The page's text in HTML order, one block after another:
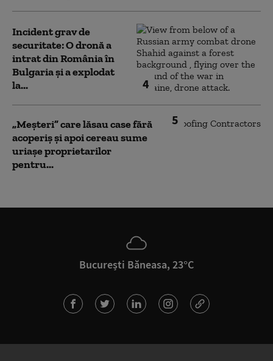
4
Incident grav de
securitate: O dronă a
intrat din România în
Bulgaria şi a explodat
la...
5
„Meșteri” care lăsau case fără
acoperiș și apoi cereau sume
uriașe proprietarilor
pentru...
București Băneasa, 23°C